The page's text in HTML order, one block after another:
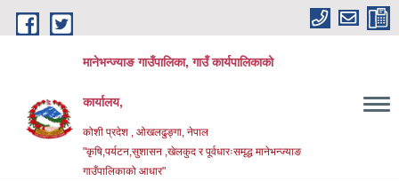
Skip to main content
मानेभन्ज्याङ गाउँपालिका, गाउँ कार्यपालिकाको
कार्यालय,
कोशी प्रदेश , ओखलढुङ्गा, नेपाल
"कृषि,पर्यटन,सुशासन ,खेलकुद र पूर्वधारःसमृद्ध मानेभन्ज्याङ
गाउँपालिकाको आधार"